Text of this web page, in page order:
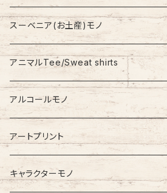
Nylon Jacket
Stadium Jumper
Down Jacket
NIKE
RALPH LAUREN
TOMMY HILFIGER
Levi’s
スーベニア(お土産)モノ
アニマルTee/Sweat shirts
アルコールモノ
アートプリント
キャラクターモノ